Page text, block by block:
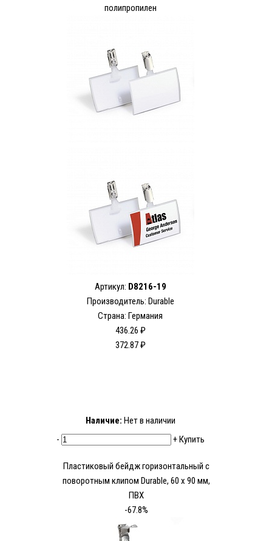
полипропилен
Артикул: D8216-19
Производитель: Durable
Страна: Германия
436.26 ₽
372.87 ₽
Наличие: Нет в наличии
-
+Купить
Пластиковый бейдж горизонтальный с
поворотным клипом Durable, 60 х 90 мм,
ПВХ
-67.8%